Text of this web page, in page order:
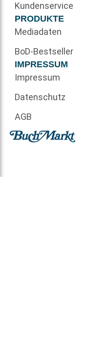
Kundenservice
PRODUKTE
Mediadaten
BoD-Bestseller
IMPRESSUM
Impressum
Datenschutz
AGB